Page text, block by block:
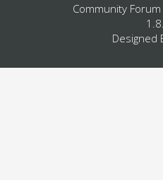
Community
Designed